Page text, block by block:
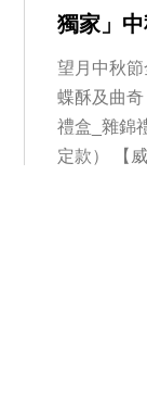
獨家」
望月中秋
蝶酥及曲
禮盒_雜錦
定款） 【